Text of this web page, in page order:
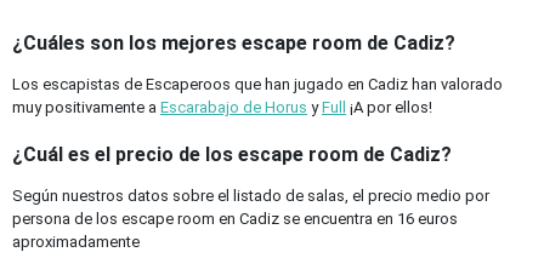
¿Cuáles son los mejores escape room de Cadiz?
Los escapistas de Escaperoos que han jugado en Cadiz han valorado
muy positivamente a Escarabajo de Horus yFull ¡A por ellos!
¿Cuál es el precio de los escape room de Cadiz?
Según nuestros datos sobre el listado de salas, el precio medio por
persona de los escape room en Cadiz se encuentra en 16 euros
aproximadamente